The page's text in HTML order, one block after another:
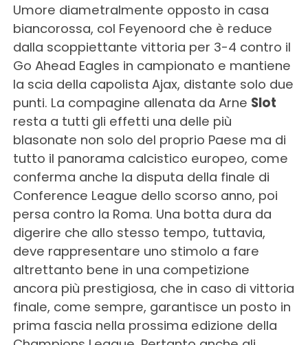
Umore diametralmente opposto in casa
biancorossa, col Feyenoord che è reduce
dalla scoppiettante vittoria per 3-4 contro il
Go Ahead Eagles in campionato e mantiene
la scia della capolista Ajax, distante solo due
punti. La compagine allenata da Arne Slot
resta a tutti gli effetti una delle più
blasonate non solo del proprio Paese ma di
tutto il panorama calcistico europeo, come
conferma anche la disputa della finale di
Conference League dello scorso anno, poi
persa contro la Roma. Una botta dura da
digerire che allo stesso tempo, tuttavia,
deve rappresentare uno stimolo a fare
altrettanto bene in una competizione
ancora più prestigiosa, che in caso di vittoria
finale, come sempre, garantisce un posto in
prima fascia nella prossima edizione della